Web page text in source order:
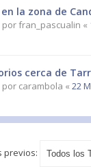
en la zona de
porfran_pascualin «
cerca de
por carambola « 22
previos: